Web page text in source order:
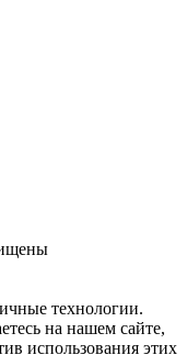
технологии.
на нашем сайте,
использования этих